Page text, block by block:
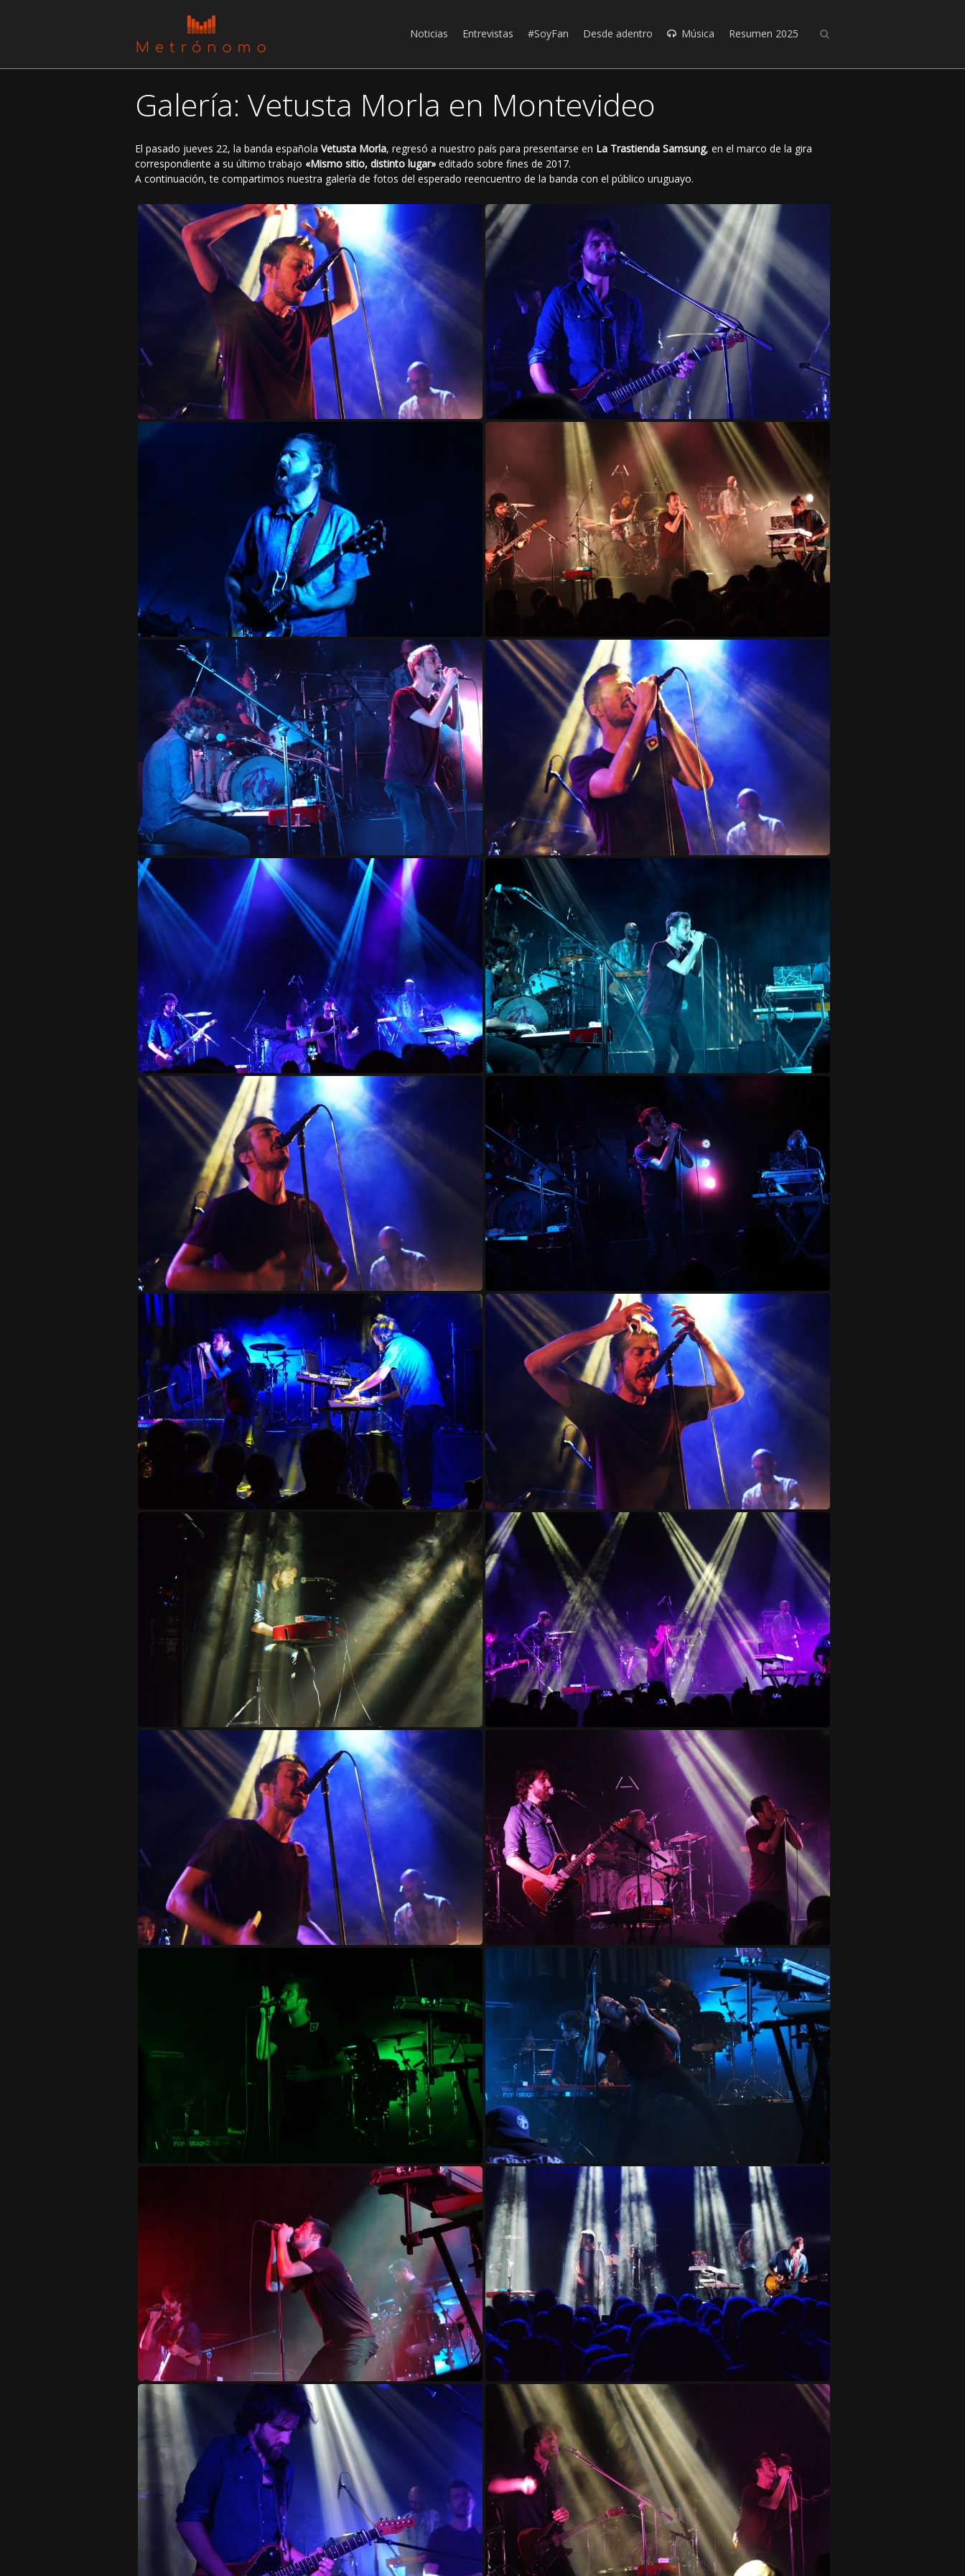
Noticias Entrevistas #SoyFan Desde adentro Música Resumen 2025
Galería: Vetusta Morla en Montevideo
El pasado jueves 22, la banda española Vetusta Morla, regresó a nuestro país para presentarse en La Trastienda Samsung, en el marco de la gira
correspondiente a su último trabajo «Mismo sitio, distinto lugar» editado sobre fines de 2017.
A continuación, te compartimos nuestra galería de fotos del esperado reencuentro de la banda con el público uruguayo.